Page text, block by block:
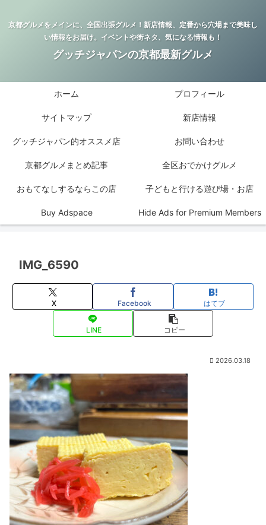
京都グルメをメインに、全国出張グルメ！新店情報、定番から穴場まで美味し
い情報をお届け。イベントや街ネタ、気になる情報も！
グッチジャパンの京都最新グルメ
ホーム プロフィール
サイトマップ 新店情報
グッチジャパン的オススメ店 お問い合わせ
京都グルメまとめ記事 全区おでかけグルメ
おもてなしするならこの店 子どもと行ける遊び場・お店
Buy Adspace Hide Ads for Premium Members
IMG_6590
X Facebook はてブ
LINE コピー
2026.03.18